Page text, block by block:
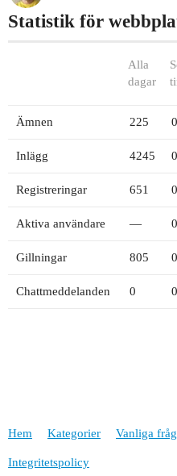
Statistik för
Alla
dagar
Ämnen 225 0
Inlägg 4245 0
Registreringar 651 0
Aktiva användare — 0
Gillningar 805 0
Chattmeddelanden 0 0
Hem Kategorier Vanliga
Integritetspolicy